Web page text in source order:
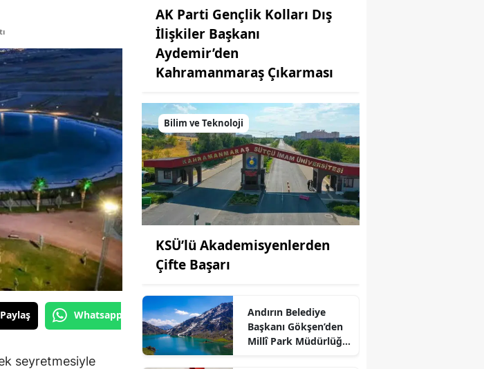
Whatsapp'tan Gönder
seyretmesiyle
AK Parti Gençlik Kolları Dış
İlişkiler Başkanı
Aydemir’den
Kahramanmaraş Çıkarması
Bilim ve Teknoloji
KSÜ’lü Akademisyenlerden
Çifte Başarı
Andırın Belediye
Başkanı Gökşen’den
Millî Park Müdürlüğü